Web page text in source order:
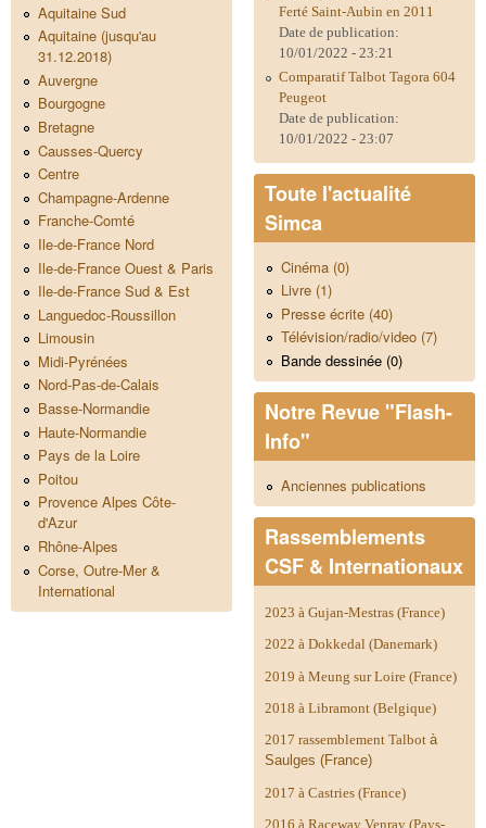
Aquitaine Sud
Aquitaine (jusqu'au
31.12.2018)
Auvergne
Bourgogne
Bretagne
Causses-Quercy
Centre
Champagne-Ardenne
Franche-Comté
Ile-de-France Nord
Ile-de-France Ouest & Paris
Ile-de-France Sud & Est
Languedoc-Roussillon
Limousin
Midi-Pyrénées
Nord-Pas-de-Calais
Basse-Normandie
Haute-Normandie
Pays de la Loire
Poitou
Provence Alpes Côte-
d'Azur
Rhône-Alpes
Corse, Outre-Mer &
International
Ferté Saint-Aubin en 2011
Date de publication:
10/01/2022 - 23:21
Comparatif Talbot Tagora 604
Peugeot
Date de publication:
10/01/2022 - 23:07
Toute l'actualité
Simca
Cinéma (0)
Livre (1)
Presse écrite (40)
Télévision/radio/video (7)
Bande dessinée (0)
Notre Revue "Flash-
Info"
Anciennes publications
Rassemblements
CSF & Internationaux
2023 à Gujan-Mestras (France)
2022 à Dokkedal (Danemark)
2019 à Meung sur Loire (France)
2018 à Libramont (Belgique)
2017 rassemblement Talbot à
Saulges (France)
2017 à Castries (France)
2016 à Raceway Venray (Pays-